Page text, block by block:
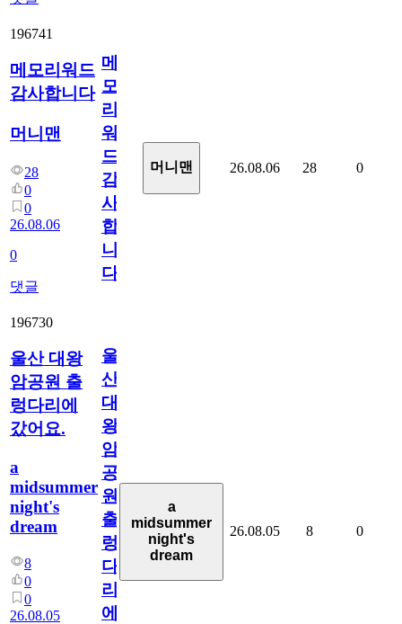
196741
메모리워드
감사합니다
머니맨
28
0
0
26.08.06
0
댓글
메
모
리
워
드
감
사
합
니
다
머니맨 26.08.06 28 0
196730
울산 대왕
암공원 출
렁다리에
갔어요.
a
midsummer
night's
dream
8
0
0
26.08.05
울
산
대
왕
암
공
원
출
렁
다
리
에
a
midsummer
night's
dream
26.08.05 8 0